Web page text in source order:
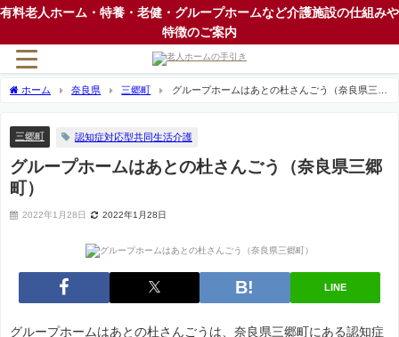
有料老人ホーム・特養・老健・グループホームなど介護施設の仕組みや
特徴のご案内
ホーム 奈良県 三郷町
グループホームはあとの杜さんごう（奈良県三郷
三郷町 認知症対応型共同生活介護
グループホームはあとの杜さんごう（奈良県三郷
町）
2022年1月28日 2022年1月28日
LINE
グループホームはあとの杜さんごうは、奈良県三郷町にある認知症